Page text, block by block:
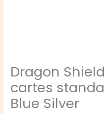
Dragon
cartes
Blue Silver